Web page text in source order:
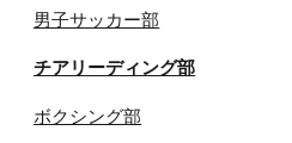
男子サッカー部
チアリーディング部
ボクシング部